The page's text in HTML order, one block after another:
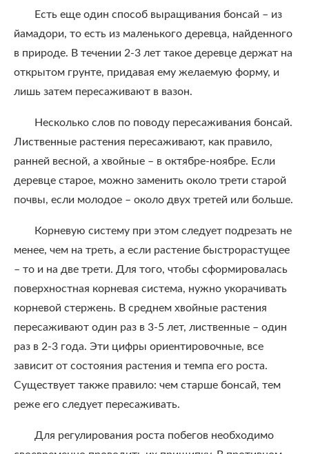
Есть еще один способ выращивания бонсай – из
йамадори, то есть из маленького деревца, найденного
в природе. В течении 2-3 лет такое деревце держат на
открытом грунте, придавая ему желаемую форму, и
лишь затем пересаживают в вазон.
Несколько слов по поводу пересаживания бонсай.
Лиственные растения пересаживают, как правило,
ранней весной, а хвойные – в октябре-ноябре. Если
деревце старое, можно заменить около трети старой
почвы, если молодое – около двух третей или больше.
Корневую систему при этом следует подрезать не
менее, чем на треть, а если растение быстрорастущее
– то и на две трети. Для того, чтобы сформировалась
поверхностная корневая система, нужно укорачивать
корневой стержень. В среднем хвойные растения
пересаживают один раз в 3-5 лет, лиственные – один
раз в 2-3 года. Эти цифры ориентировочные, все
зависит от состояния растения и темпа его роста.
Существует также правило: чем старше бонсай, тем
реже его следует пересаживать.
Для регулирования роста побегов необходимо